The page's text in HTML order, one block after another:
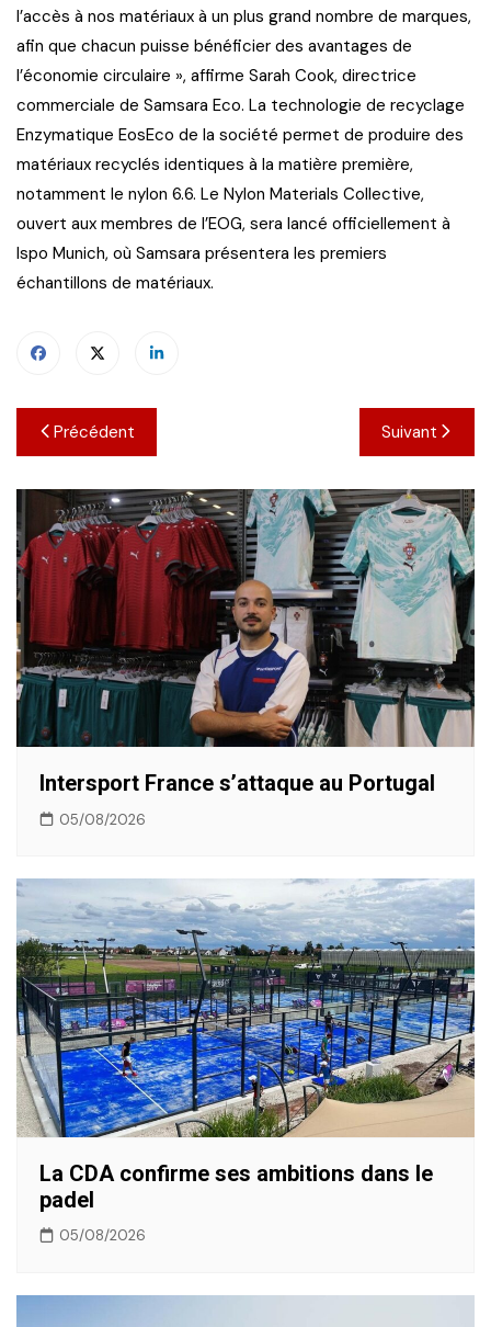
l’accès à nos matériaux à un plus grand nombre de marques,
afin que chacun puisse bénéficier des avantages de
l’économie circulaire », affirme Sarah Cook, directrice
commerciale de Samsara Eco. La technologie de recyclage
Enzymatique EosEco de la société permet de produire des
matériaux recyclés identiques à la matière première,
notamment le nylon 6.6. Le Nylon Materials Collective,
ouvert aux membres de l’EOG, sera lancé officiellement à
Ispo Munich, où Samsara présentera les premiers
échantillons de matériaux.
Navigation
de
l’article
Précédent Suivant
Intersport France s’attaque au Portugal
05/08/2026
La CDA confirme ses ambitions dans le
padel
05/08/2026